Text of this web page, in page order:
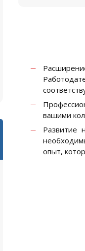
вашими
Развитие
опыт,